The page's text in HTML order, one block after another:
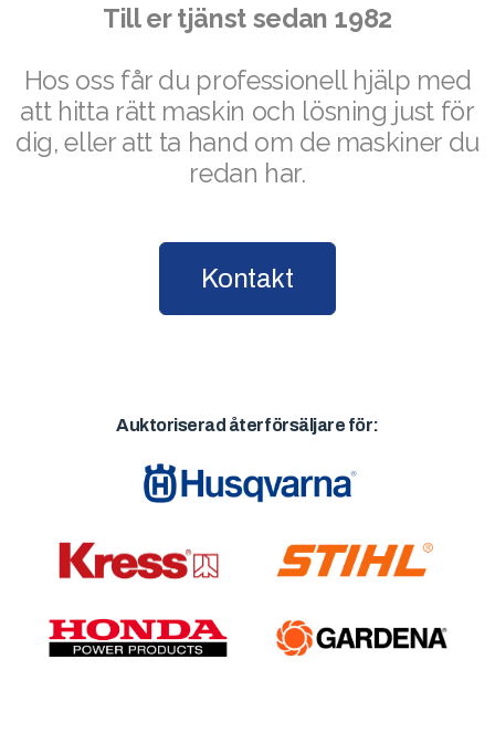
Till er tjänst sedan 1982
Hos oss får du professionell hjälp med
att hitta rätt maskin och lösning just för
dig, eller att ta hand om de maskiner du
redan har.
Kontakt
Auktoriserad återförsäljare för: